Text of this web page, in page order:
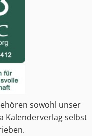
sowohl unser
Kalenderverlag selbst